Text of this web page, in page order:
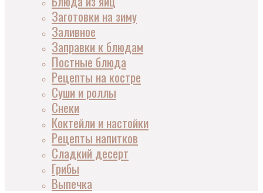
Заготовки на зиму
Заливное
Заправки к блюдам
Постные блюда
Рецепты на костре
Суши и роллы
Снеки
Коктейли и настойки
Рецепты напитков
Сладкий десерт
Грибы
Выпечка